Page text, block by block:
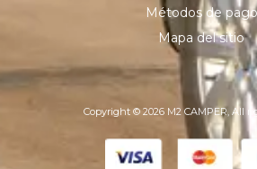
Métodos de pago
Mapa del sitio
Copyright © 2026 M2 CAMPER, All